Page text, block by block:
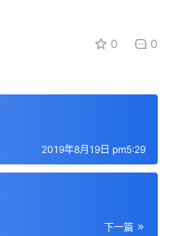
0 0
2019年8月19日 pm5:29
下一篇